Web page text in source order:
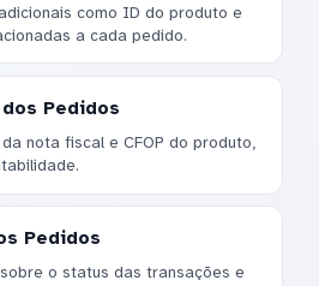
como ID do produto e
a cada pedido.
Pedidos
nota fiscal e CFOP do produto,
Pedidos
o status das transações e